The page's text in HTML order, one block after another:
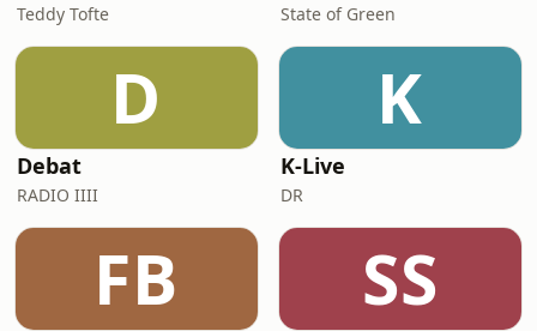
Teddy Tofte State of Green
D
Debat
RADIO IIII
K
K-Live
DR
FB SS